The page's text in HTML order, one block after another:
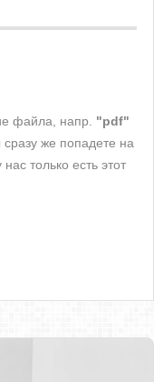
файла, напр. "pdf"
же попадете на
только есть этот